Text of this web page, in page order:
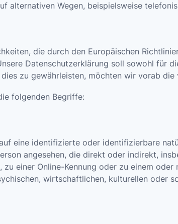
alternativen Wegen, beispielsweise
die durch den Europäischen
Datenschutzerklärung soll sowohl für
zu gewährleisten, möchten wir vorab
folgenden Begriffe:
eine identifizierte oder identifizierbare
angesehen, die direkt oder indirekt,
einer Online-Kennung oder zu einem
wirtschaftlichen, kulturellen oder